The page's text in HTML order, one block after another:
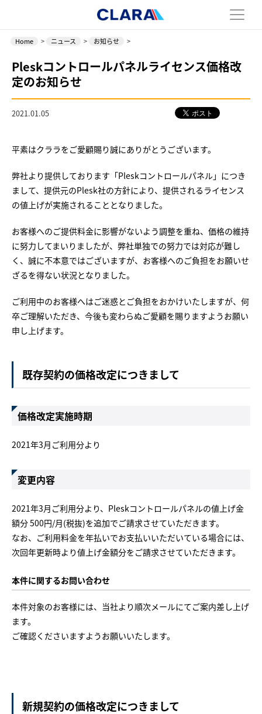
Home > ニュース > お知らせ >
Pleskコントロールパネルライセンス価格改
定のお知らせ
2021.01.05
平素はクララをご愛顧賜り誠にありがとうございます。
弊社より提供しております「Pleskコントロールパネル」につき
まして、提供元のPlesk社の方針により、提供されるライセンス
の値上げが実施されることとなりました。
お客様へのご提供料金に影響がないよう調整を重ね、価格の維持
に努力してまいりましたが、弊社単独での努力では対応が難し
く、誠に不本意ではございますが、お客様へのご負担をお願いせ
ざるを得ない状況となりました。
ご利用中のお客様へはご迷惑とご負担をおかけいたしますが、何
卒ご理解いただき、今後も変わらぬご愛顧を賜りますようお願い
申し上げます。
既存契約の価格改定につきまして
価格改定実施時期
2021年3月ご利用分より
変更内容
2021年3月ご利用分より、Pleskコントロールパネルの値上げ金
額分 500円/月(税抜)を追加でご請求させていただきます。
なお、ご利用料金を年払いでお支払いいただいている場合には、
次回年更新時より値上げ金額分をご請求させていただきます。
本件に関するお問い合わせ
本件対象のお客様には、当社より順次メールにてご案内差し上げ
ます。
ご確認くださいますようお願いいたします。
新規契約の価格改定につきまして